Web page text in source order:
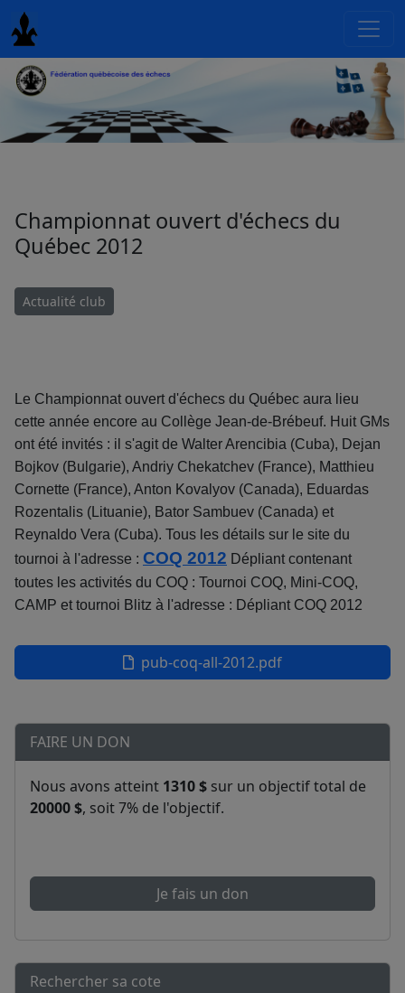
Championnat ouvert d'échecs du
Québec 2012
Actualité club
Le Championnat ouvert d'échecs du Québec aura lieu
cette année encore au Collège Jean-de-Brébeuf. Huit GMs
ont été invités : il s'agit de Walter Arencibia (Cuba), Dejan
Bojkov (Bulgarie), Andriy Chekatchev (France), Matthieu
Cornette (France), Anton Kovalyov (Canada), Eduardas
Rozentalis (Lituanie), Bator Sambuev (Canada) et
Reynaldo Vera (Cuba). Tous les détails sur le site du
tournoi à l'adresse : COQ 2012 Dépliant contenant
toutes les activités du COQ : Tournoi COQ, Mini-COQ,
CAMP et tournoi Blitz à l'adresse : Dépliant COQ 2012
pub-coq-all-2012.pdf
FAIRE UN DON
Nous avons atteint 1310 $ sur un objectif total de
20000 $, soit 7% de l'objectif.
Je fais un don
Rechercher sa cote